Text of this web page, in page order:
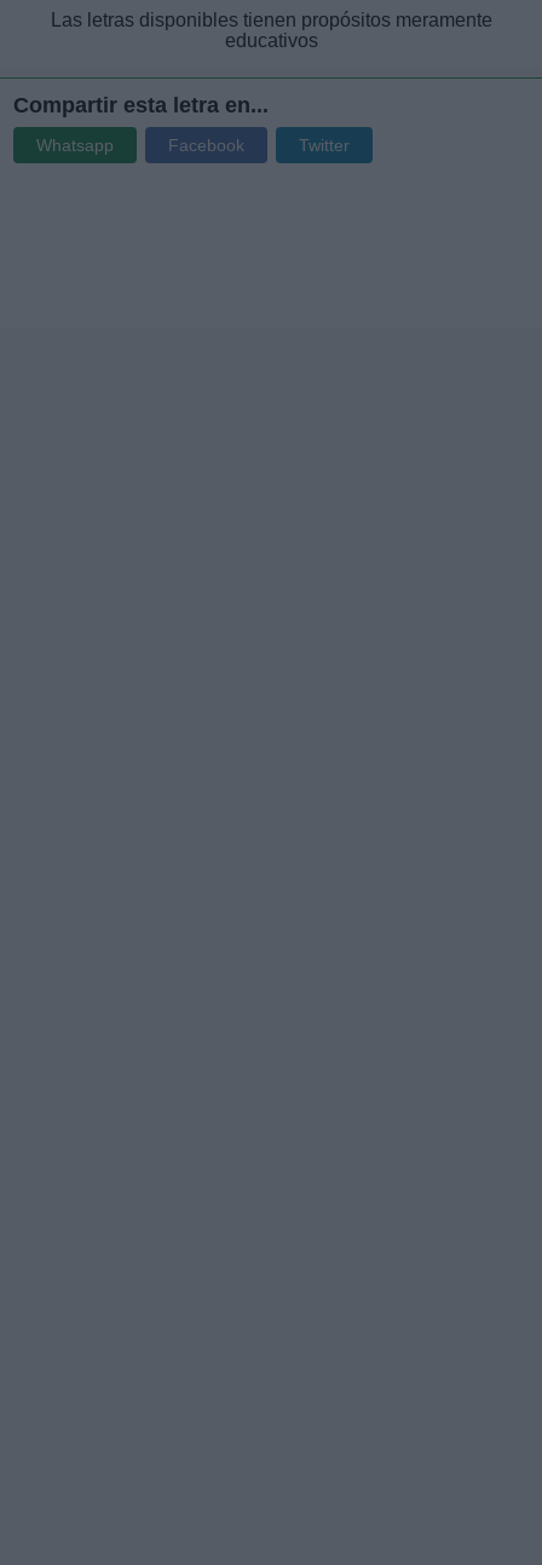
Las letras disponibles tienen propósitos meramente
educativos
Compartir esta letra en...
Whatsapp Facebook Twitter